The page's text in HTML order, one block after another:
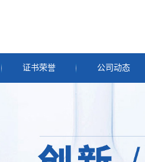
证书荣誉 公司动态